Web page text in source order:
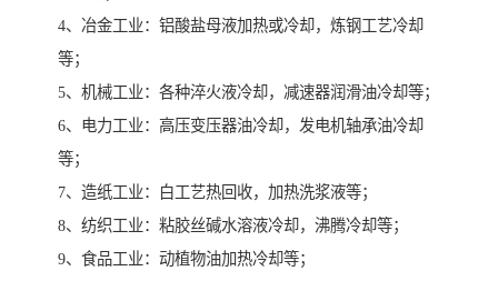
4、冶金工业：铝酸盐母液加热或冷却，炼钢工艺冷却
等；
5、机械工业：各种淬火液冷却，减速器润滑油冷却等；
6、电力工业：高压变压器油冷却，发电机轴承油冷却
等；
7、造纸工业：白工艺热回收，加热洗浆液等；
8、纺织工业：粘胶丝碱水溶液冷却，沸腾冷却等；
9、食品工业：动植物油加热冷却等；